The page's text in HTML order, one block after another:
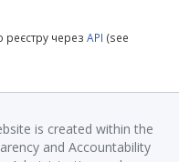
через API (see
is created within the
and Accountability